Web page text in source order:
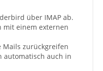
über IMAP ab.
mit einem externen
Mails zurückgreifen
automatisch auch in